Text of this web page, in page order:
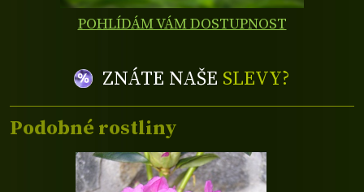
POHLÍDÁM VÁM DOSTUPNOST
ZNÁTE NAŠE SLEVY?
Podobné rostliny